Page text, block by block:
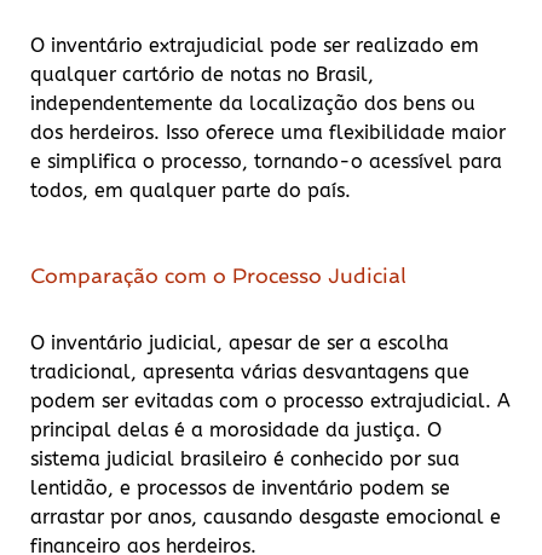
O inventário extrajudicial pode ser realizado em
qualquer cartório de notas no Brasil,
independentemente da localização dos bens ou
dos herdeiros. Isso oferece uma flexibilidade maior
e simplifica o processo, tornando-o acessível para
todos, em qualquer parte do país.
Comparação com o Processo Judicial
O inventário judicial, apesar de ser a escolha
tradicional, apresenta várias desvantagens que
podem ser evitadas com o processo extrajudicial. A
principal delas é a morosidade da justiça. O
sistema judicial brasileiro é conhecido por sua
lentidão, e processos de inventário podem se
arrastar por anos, causando desgaste emocional e
financeiro aos herdeiros.